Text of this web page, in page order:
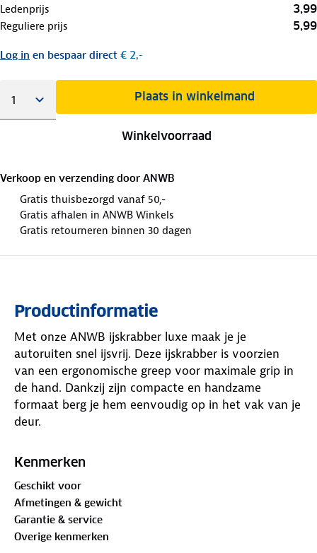
Ledenprijs 3,99
Reguliere prijs 5,99
Log in en bespaar direct € 2,-
Plaats in winkelmand
Winkelvoorraad
Verkoop en verzending door ANWB
Gratis thuisbezorgd vanaf 50,-
Gratis afhalen in ANWB Winkels
Gratis retourneren binnen 30 dagen
Productinformatie
Met onze ANWB ijskrabber luxe maak je je
autoruiten snel ijsvrij. Deze ijskrabber is voorzien
van een ergonomische greep voor maximale grip in
de hand. Dankzij zijn compacte en handzame
formaat berg je hem eenvoudig op in het vak van je
deur.
Kenmerken
Geschikt voor
Afmetingen & gewicht
Garantie & service
Overige kenmerken